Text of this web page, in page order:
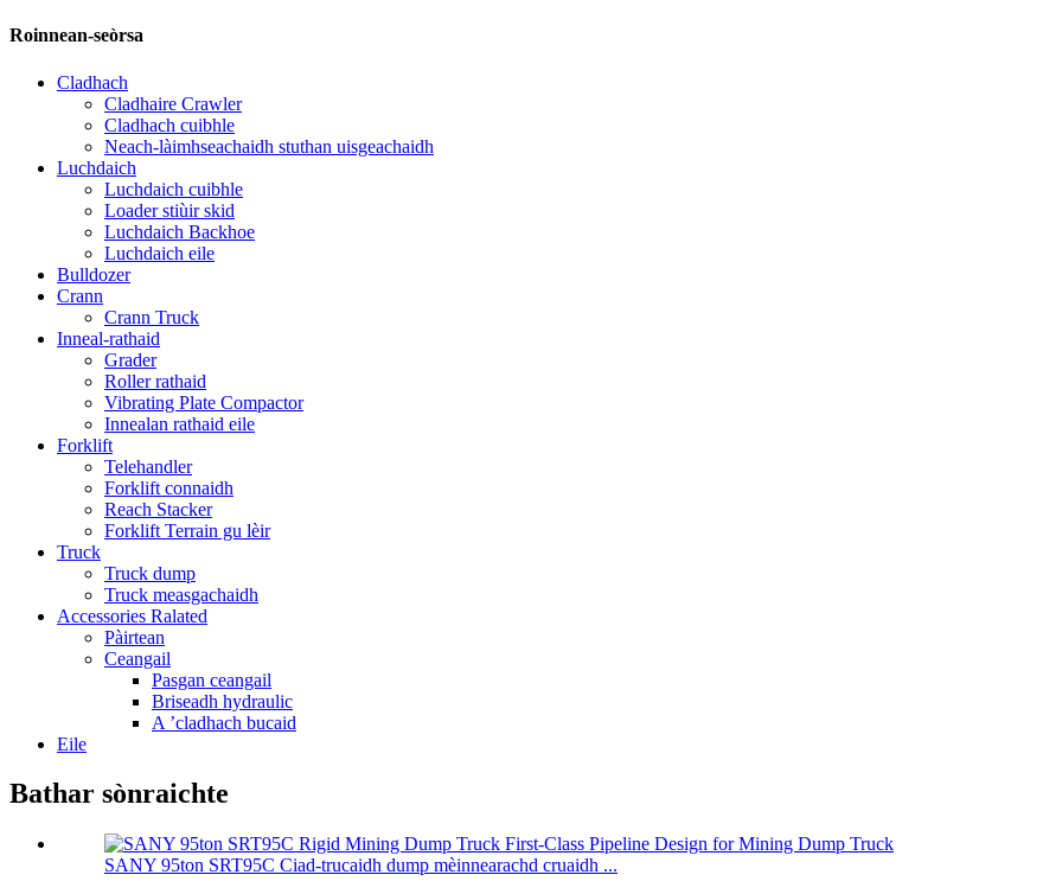
Roinnean-seòrsa
Cladhach
Cladhaire Crawler
Cladhach cuibhle
Neach-làimhseachaidh stuthan uisgeachaidh
Luchdaich
Luchdaich cuibhle
Loader stiùir skid
Luchdaich Backhoe
Luchdaich eile
Bulldozer
Crann
Crann Truck
Inneal-rathaid
Grader
Roller rathaid
Vibrating Plate Compactor
Innealan rathaid eile
Forklift
Telehandler
Forklift connaidh
Reach Stacker
Forklift Terrain gu lèir
Truck
Truck dump
Truck measgachaidh
Accessories Ralated
Pàirtean
Ceangail
Pasgan ceangail
Briseadh hydraulic
A ’cladhach bucaid
Eile
Bathar sònraichte
SANY 95ton SRT95C Ciad-trucaidh dump mèinnearachd cruaidh ...